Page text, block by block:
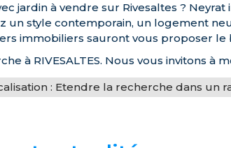
jardin à vendre sur Rivesaltes ?
un style contemporain, un logement
immobiliers sauront vous proposer le
à RIVESALTES. Nous vous invitons à
: Etendre la recherche dans un